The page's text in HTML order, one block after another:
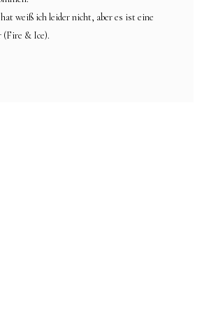
weiß ich leider nicht, aber es ist eine
(Fire & Ice).